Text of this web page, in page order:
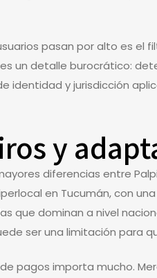
pasan por alto es el
un detalle burocrático:
identidad y jurisdicción
y
diferencias entre
en Tucumán, con
que dominan a nivel
ser una limitación para
pagos importa mucho.